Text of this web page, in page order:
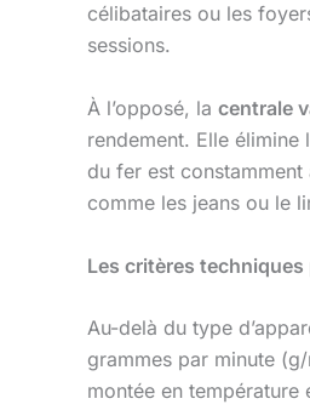
célibataires ou les
sessions.
À l’opposé, la centrale
rendement. Elle
du fer est constamment
comme les jeans ou le
Les critères
Au-delà du type
grammes par minute
montée en température